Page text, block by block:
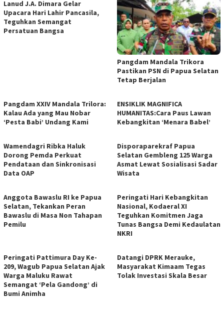
Lanud J.A. Dimara Gelar
Upacara Hari Lahir Pancasila,
Teguhkan Semangat
Persatuan Bangsa
Pangdam Mandala Trikora
Pastikan PSN di Papua Selatan
Tetap Berjalan
​Pangdam XXIV Mandala Trilora:
Kalau Ada yang Mau Nobar
‘Pesta Babi’ Undang Kami
ENSIKLIK MAGNIFICA
HUMANITAS:Cara Paus Lawan
Kebangkitan ‘Menara Babel’
Wamendagri Ribka Haluk
Dorong Pemda Perkuat
Pendataan dan Sinkronisasi
Data OAP
Disporaparekraf Papua
Selatan Gembleng 125 Warga
Asmat Lewat Sosialisasi Sadar
Wisata
Anggota Bawaslu RI ke Papua
Selatan, Tekankan Peran
Bawaslu di Masa Non Tahapan
Pemilu
Peringati Hari Kebangkitan
Nasional, Kodaeral XI
Teguhkan Komitmen Jaga
Tunas Bangsa Demi Kedaulatan
NKRI
Peringati Pattimura Day Ke-
209, Wagub Papua Selatan Ajak
Warga Maluku Rawat
Semangat ‘Pela Gandong’ di
Bumi Animha
Datangi DPRK Merauke,
Masyarakat Kimaam Tegas
Tolak Investasi Skala Besar